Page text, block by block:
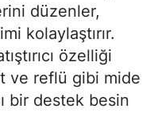
düzenler,
kolaylaştırır.
özelliği
ve reflü gibi mide
bir destek besin